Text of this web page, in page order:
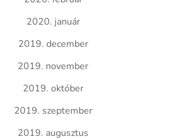
2020. január
2019. december
2019. november
2019. október
2019. szeptember
2019. augusztus